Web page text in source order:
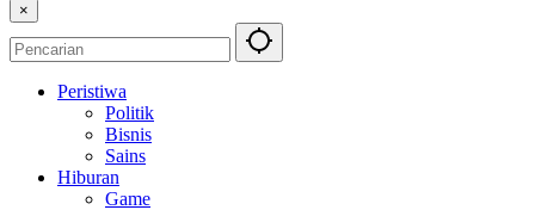
×
Peristiwa
Politik
Bisnis
Sains
Hiburan
Game